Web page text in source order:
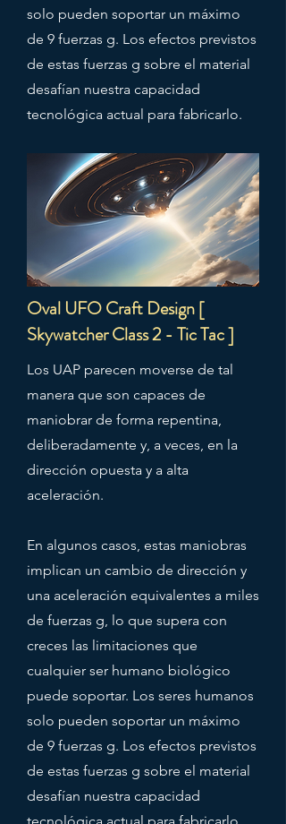
solo pueden soportar un máximo
de 9 fuerzas g. Los efectos previstos
de estas fuerzas g sobre el material
desafían nuestra capacidad
tecnológica actual para fabricarlo.
Oval UFO Craft Design [
Skywatcher Class 2 - Tic Tac ]
Los UAP parecen moverse de tal
manera que son capaces de
maniobrar de forma repentina,
deliberadamente y, a veces, en la
dirección opuesta y a alta
aceleración.
En algunos casos, estas maniobras
implican un cambio de dirección y
una aceleración equivalentes a miles
de fuerzas g, lo que supera con
creces las limitaciones que
cualquier ser humano biológico
puede soportar. Los seres humanos
solo pueden soportar un máximo
de 9 fuerzas g. Los efectos previstos
de estas fuerzas g sobre el material
desafían nuestra capacidad